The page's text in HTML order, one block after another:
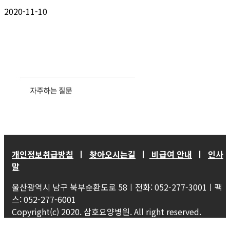
2020-11-10
개인정보취급방침 ㅣ 찾아오시는길 ㅣ 비급여 안내 ㅣ 인사
말
울산광역시 남구 북부순환도로 58ㅣ전화: 052-277-3001ㅣ팩
스: 052-277-6001
Copyright(c) 2020. 삼호요양병원. All right reserved.